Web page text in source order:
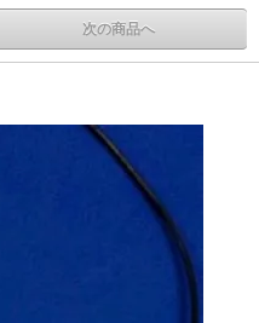
次の商品へ